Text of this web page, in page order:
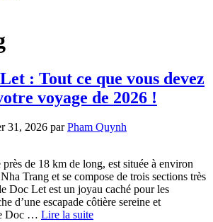
: Tout ce que vous devez
voyage de 2026 !
31, 2026 parPham Quynh
de 18 km de long, est située à environ
Trang et se compose de trois sections très
Doc Let est un joyau caché pour les
d’une escapade côtière sereine et
Doc … Lire la suite